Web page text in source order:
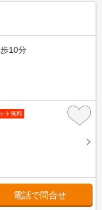
10分
ト無料
電話で問合せ